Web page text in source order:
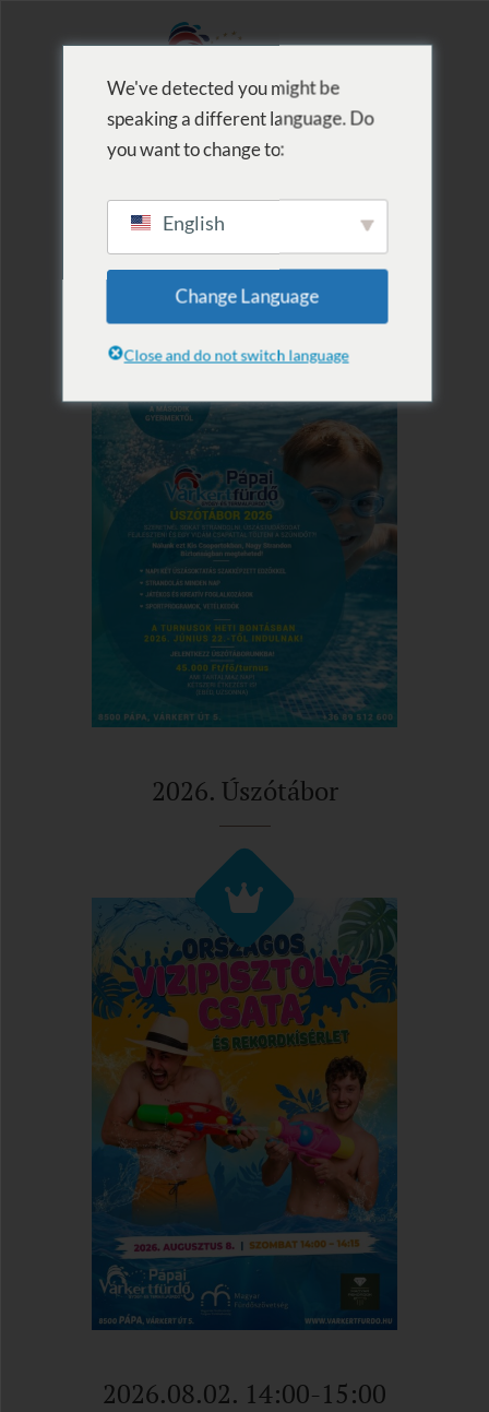
2026. Úszótábor
2026.08.02. 14:00-15:00
We've detected you might be
speaking a different language. Do
you want to change to:
English
Change Language
Close and do not switch language